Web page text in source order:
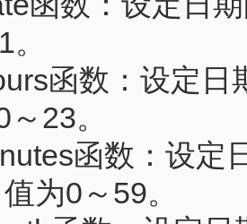
函数：设定日
23。
函数：设定
为0～59。